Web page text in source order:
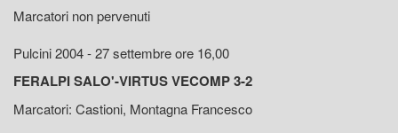
Marcatori non pervenuti
Pulcini 2004 - 27 settembre ore 16,00
FERALPI SALO'-VIRTUS VECOMP 3-2
Marcatori: Castioni, Montagna Francesco